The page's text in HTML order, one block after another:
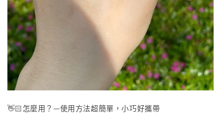
👋🏻怎麼用？—使用方法超簡單，小巧好攜帶